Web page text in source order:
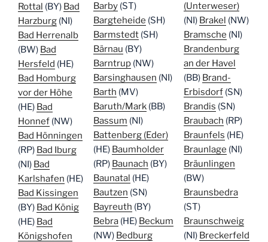
Rottal (BY) Bad
Harzburg (NI)
Bad Herrenalb
(BW) Bad
Hersfeld (HE)
Bad Homburg
vor der Höhe
(HE) Bad
Honnef (NW)
Bad Hönningen
(RP) Bad Iburg
(NI) Bad
Karlshafen (HE)
Bad Kissingen
(BY) Bad König
(HE) Bad
Königshofen
Barby(ST)
Bargteheide (SH)
Barmstedt(SH)
Bärnau (BY)
Barntrup(NW)
Barsinghausen (NI)
Barth (MV)
Baruth/Mark(BB)
Bassum (NI)
Battenberg (Eder)
(HE) Baumholder
(RP) Baunach (BY)
Baunatal (HE)
Bautzen (SN)
Bayreuth (BY)
Bebra(HE) Beckum
(NW) Bedburg
(Unterweser)
(NI) Brakel (NW)
Bramsche (NI)
Brandenburg
an der Havel
(BB) Brand-
Erbisdorf(SN)
Brandis (SN)
Braubach (RP)
Braunfels (HE)
Braunlage (NI)
Bräunlingen
(BW)
Braunsbedra
(ST)
Braunschweig
(NI) Breckerfeld